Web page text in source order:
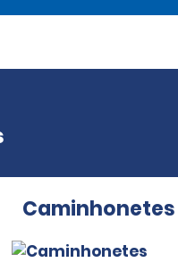
Caminhonetes